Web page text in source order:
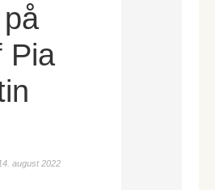
Pia
14. august 2022